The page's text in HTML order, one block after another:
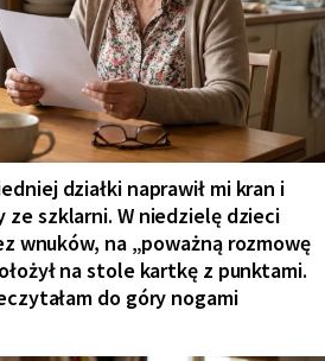
działki naprawił mi kran i
ze szklarni. W niedzielę dzieci
wnuków, na „poważną rozmowę
na stole kartkę z punktami.
do góry nogami